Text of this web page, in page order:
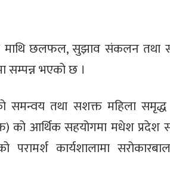
माथि छलफल, सुझाव संकलन तथा
सम्पन्न भएको छ ।
समन्वय तथा सशक्त महिला
को आर्थिक सहयोगमा मधेश प्रदेश
कार्यशालामा